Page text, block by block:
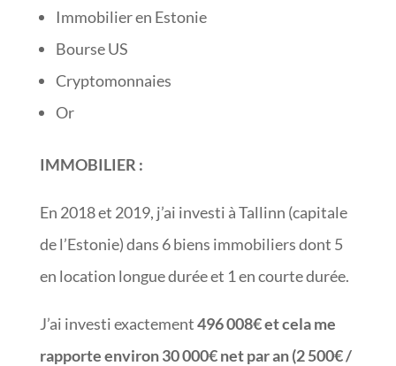
Immobilier en Estonie
Bourse US
Cryptomonnaies
Or
IMMOBILIER :
En 2018 et 2019, j’ai investi à Tallinn (capitale
de l’Estonie) dans 6 biens immobiliers dont 5
en location longue durée et 1 en courte durée.
J’ai investi exactement496 008€ et cela me
rapporte environ 30 000€ net par an (2 500€ /